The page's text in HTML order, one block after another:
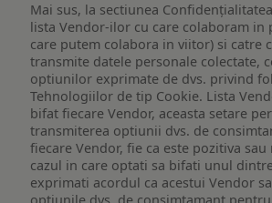
Mai sus, la sectiunea
lista Vendor-ilor cu care colaboram in
care putem colabora in viitor) si catre
transmite datele personale colectate,
optiunilor exprimate de dvs. privind
Tehnologiilor de tip Cookie. Lista
bifat fiecare Vendor, aceasta setare
transmiterea optiunii dvs. de
fiecare Vendor, fie ca este pozitiva sau
cazul in care optati sa bifati unul
exprimati acordul ca acestui Vendor